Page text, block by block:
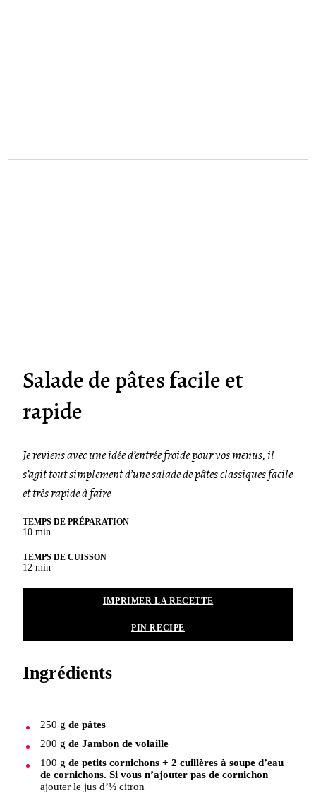
Salade de pâtes facile et
rapide
Je reviens avec une idée d’entrée froide pour vos menus, il
s’agit tout simplement d’une salade de pâtes classiques facile
et très rapide à faire
TEMPS DE PRÉPARATION
10minutes
min
TEMPS DE CUISSON
12 minutes
min
IMPRIMER LA RECETTE
PIN RECIPE
Ingrédients
250 g de pâtes
200 g de Jambon de volaille
100 g de petits cornichons + 2 cuillères à soupe d’eau
de cornichons. Si vous n’ajouter pas de cornichon
ajouter le jus d’½ citron